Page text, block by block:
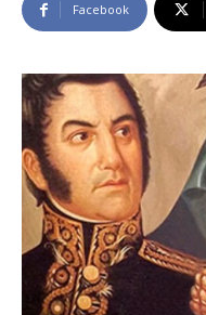
Facebook